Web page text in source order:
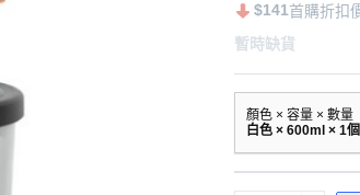
$141首購折扣
暫時缺貨
顏色 × 容量 × 數量
白色 × 600ml × 1個